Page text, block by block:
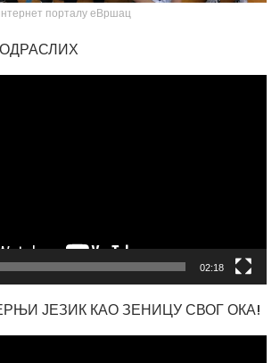
порталу еВршац
02:18
ЈЕЗИК КАО ЗЕНИЦУ СВОГ ОКА!